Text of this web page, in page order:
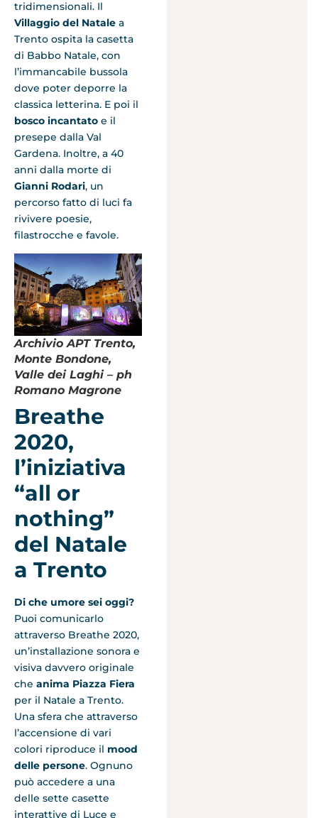
tridimensionali. Il
Villaggio del Natale a
Trento ospita la casetta
di Babbo Natale, con
l’immancabile bussola
dove poter deporre la
classica letterina. E poi il
bosco incantato e il
presepe dalla Val
Gardena. Inoltre, a 40
anni dalla morte di
Gianni Rodari, un
percorso fatto di luci fa
rivivere poesie,
filastrocche e favole.
Archivio APT Trento,
Monte Bondone,
Valle dei Laghi – ph
Romano Magrone
Breathe
2020,
l’iniziativa
“all or
nothing”
del Natale
a Trento
Di che umore sei oggi?
Puoi comunicarlo
attraverso Breathe 2020,
un’installazione sonora e
visiva davvero originale
che anima Piazza Fiera
per il Natale a Trento.
Una sfera che attraverso
l’accensione di vari
colori riproduce il mood
delle persone. Ognuno
può accedere a una
delle sette casette
interattive di Luce e